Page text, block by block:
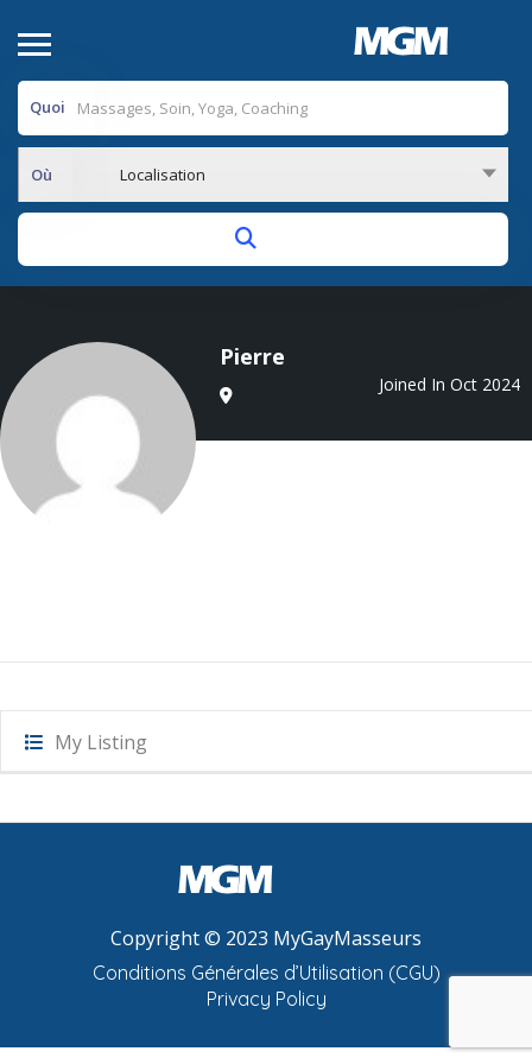
Quoi
Où Localisation
Pierre
Joined In Oct 2024
My Listing
Copyright © 2023 MyGayMasseurs
Conditions Générales d’Utilisation (CGU)
Privacy Policy